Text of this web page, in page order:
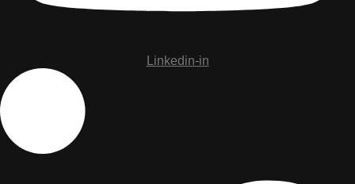
Linkedin-in